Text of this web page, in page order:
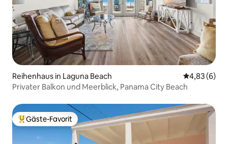
Reihenhaus in Laguna Beach
4,83 (6)
Privater Balkon und Meerblick, Panama City Beach
Beliebter Gäste-Favorit.
Gäste-Favorit